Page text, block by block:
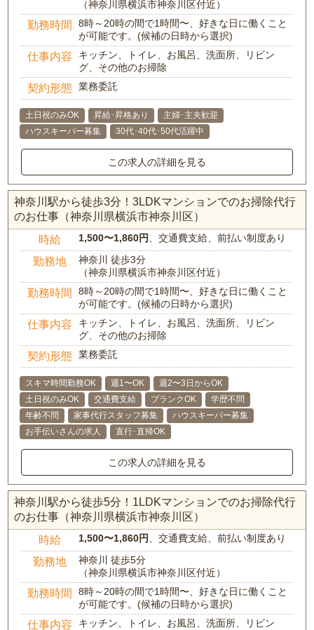
（神奈川県横浜市神奈川区付近）
勤務時間
8時～20時の間で1時間〜、好きな日に働くこと
が可能です。(候補の日時から選択)
仕事内容
キッチン、トイレ、お風呂、洗面所、リビン
グ、その他のお掃除
契約形態 業務委託
土日祝のみOK 昇給･昇格あり
主婦･主夫歓迎
ハウスキーパー募集
30代･40代･50代活躍中
この求人の詳細を見る
神奈川駅から徒歩3分！3LDKマンションでのお掃除代行
のお仕事（神奈川県横浜市神奈川区）
時給 1,500〜1,860円 、交通費支給、前払い制度あり
勤務地
神奈川 徒歩3分
（神奈川県横浜市神奈川区付近）
勤務時間
8時～20時の間で1時間〜、好きな日に働くこと
が可能です。(候補の日時から選択)
仕事内容
キッチン、トイレ、お風呂、洗面所、リビン
グ、その他のお掃除
契約形態 業務委託
スキマ時間勤務OK 週1〜OK
週2〜3日からOK
土日祝のみOK
交通費支給 ブランクOK
学歴不問
年齢不問
家事代行スタッフ募集
ハウスキーパー募集
お手伝いさんの求人
直行･直帰OK
この求人の詳細を見る
神奈川駅から徒歩5分！1LDKマンションでのお掃除代行
のお仕事（神奈川県横浜市神奈川区）
時給 1,500〜1,860円 、交通費支給、前払い制度あり
勤務地
神奈川 徒歩5分
（神奈川県横浜市神奈川区付近）
勤務時間
8時～20時の間で1時間〜、好きな日に働くこと
が可能です。(候補の日時から選択)
仕事内容
キッチン、トイレ、お風呂、洗面所、リビン